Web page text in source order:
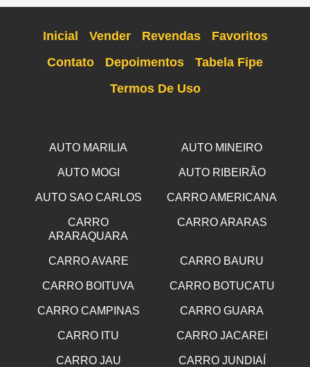
Inicial Vender Revendas
Favoritos
Contato
Depoimentos
Tabela Fipe
Termos De Uso
AUTO MARILIA AUTO MINEIRO
AUTO MOGI AUTO RIBEIRÃO
AUTO SAO CARLOS CARRO AMERICANA
CARRO
ARARAQUARA
CARRO ARARAS
CARRO AVARE CARRO BAURU
CARRO BOITUVA CARRO BOTUCATU
CARRO CAMPINAS CARRO GUARA
CARRO ITU CARRO JACAREI
CARRO JAU CARRO JUNDIAÍ